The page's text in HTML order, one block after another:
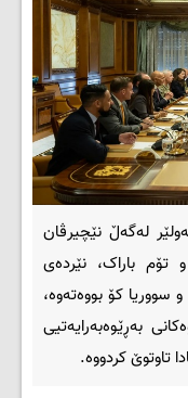
لەگەڵ نێچیرڤان
تۆم باراک، نێردەی
سووریا کۆ بووەتەوە،
بەڕێوەبەرایەتیی
تاوتوێ کردووە.